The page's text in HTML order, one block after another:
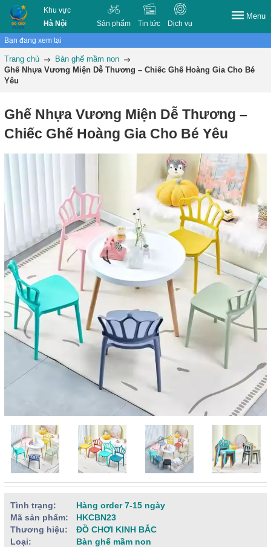
Khu vực
Hà Nội
Sản phẩm Tin tức Dịch vụ
Menu
Bạn đang xem tại
Trang chủ
Bàn ghế mầm non
Ghế Nhựa Vương Miện Dễ Thương – Chiếc Ghế Hoàng Gia Cho Bé
Yêu
Ghế Nhựa Vương Miện Dễ Thương –
Chiếc Ghế Hoàng Gia Cho Bé Yêu
Tình trạng:
Hàng order 7-15 ngày
Mã sản phẩm:
HKCBN23
Thương hiệu:
ĐỒ CHƠI KINH BẮC
Loại:
Bàn ghế mầm non